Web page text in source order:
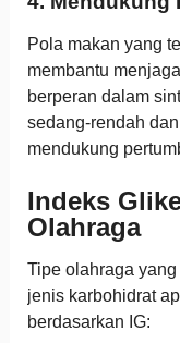
Pola makan yang
membantu
berperan dalam
sedang-rendah
mendukung
Indeks
Olahraga
Tipe olahraga
jenis karbohidrat
berdasarkan IG: